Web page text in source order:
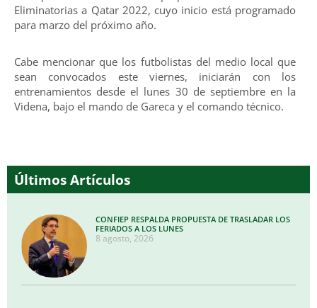
Eliminatorias a Qatar 2022, cuyo inicio está programado
para marzo del próximo año.
Cabe mencionar que los futbolistas del medio local que
sean convocados este viernes, iniciarán con los
entrenamientos desde el lunes 30 de septiembre en la
Videna, bajo el mando de Gareca y el comando técnico.
Últimos Artículos
CONFIEP RESPALDA PROPUESTA DE TRASLADAR LOS
FERIADOS A LOS LUNES
8 agosto, 2026